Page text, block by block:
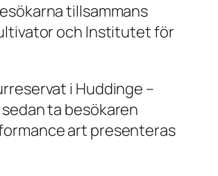
tillsammans
och Institutet för
i Huddinge –
ta besökaren
art presenteras